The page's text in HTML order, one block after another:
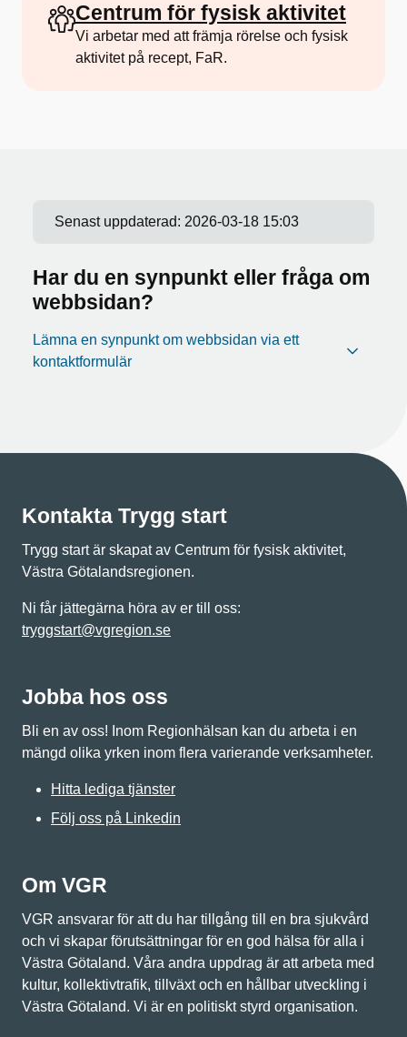
Centrum för fysisk aktivitet
Vi arbetar med att främja rörelse och fysisk
aktivitet på recept, FaR.
Senast uppdaterad: 2026-03-18 15:03
Har du en synpunkt eller fråga om
webbsidan?
Lämna en synpunkt om webbsidan via ett
kontaktformulär
Kontakta Trygg start
Trygg start är skapat av Centrum för fysisk aktivitet,
Västra Götalandsregionen.
Ni får jättegärna höra av er till oss:
tryggstart@vgregion.se
Jobba hos oss
Bli en av oss! Inom Regionhälsan kan du arbeta i en
mängd olika yrken inom flera varierande verksamheter.
Hitta lediga tjänster
Följ oss på Linkedin
Om VGR
VGR ansvarar för att du har tillgång till en bra sjukvård
och vi skapar förutsättningar för en god hälsa för alla i
Västra Götaland. Våra andra uppdrag är att arbeta med
kultur, kollektivtrafik, tillväxt och en hållbar utveckling i
Västra Götaland. Vi är en politiskt styrd organisation.